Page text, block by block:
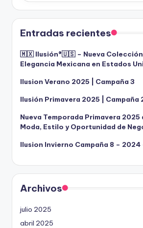
Entradas recientes
🇲🇽 Ilusión®️🇺🇸 – Nueva
Elegancia Mexicana en Estados
Ilusion Verano 2025 | Campaña 3
Ilusión Primavera 2025 | Campaña
Nueva Temporada Primavera 2025
Moda, Estilo y Oportunidad de
Ilusion Invierno Campaña 8 – 2024
Archivos
julio 2025
abril 2025